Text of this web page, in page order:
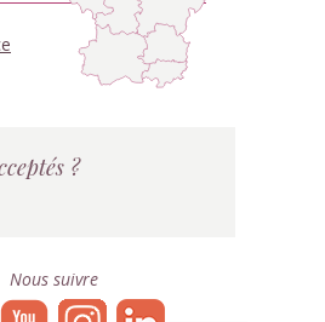
?
Nous suivre